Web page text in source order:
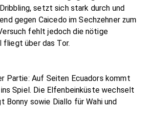
setzt sich stark durch und
gegen Caicedo im Sechzehner zum
fehlt jedoch die nötige
fliegt über das Tor.
Partie: Auf Seiten Ecuadors kommt
Spiel. Die Elfenbeinküste wechselt
Bonny sowie Diallo für Wahi und